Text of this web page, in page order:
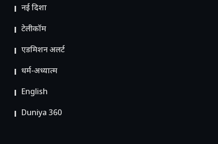
नई दिशा
टेलीकॉम
ए​डमिशन अलर्ट
धर्म-अध्यात्म
English
Duniya 360